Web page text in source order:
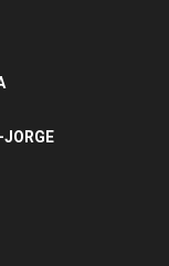
JORGE